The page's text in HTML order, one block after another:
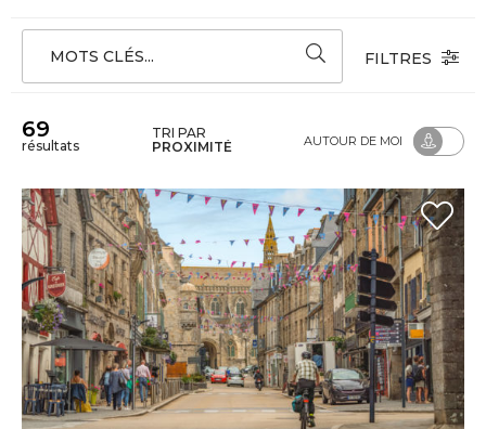
MOTS CLÉS... FILTRES
69
résultats
TRI PAR
PROXIMITÉ
AUTOUR DE MOI